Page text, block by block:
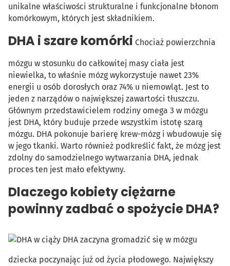
unikalne właściwości strukturalne i funkcjonalne błonom
komórkowym, których jest składnikiem.
DHA i szare komórki Chociaż powierzchnia
mózgu w stosunku do całkowitej masy ciała jest
niewielka, to właśnie mózg wykorzystuje nawet 23%
energii u osób dorosłych oraz 74% u niemowląt. Jest to
jeden z narządów o największej zawartości tłuszczu.
Głównym przedstawicielem rodziny omega 3 w mózgu
jest DHA, który buduje przede wszystkim istotę szarą
mózgu. DHA pokonuje barierę krew-mózg i wbudowuje się
w jego tkanki. Warto również podkreślić fakt, że mózg jest
zdolny do samodzielnego wytwarzania DHA, jednak
proces ten jest mało efektywny.
Dlaczego kobiety ciężarne
powinny zadbać o spożycie DHA?
DHA zaczyna gromadzić się w mózgu
dziecka poczynając już od życia płodowego. Największy